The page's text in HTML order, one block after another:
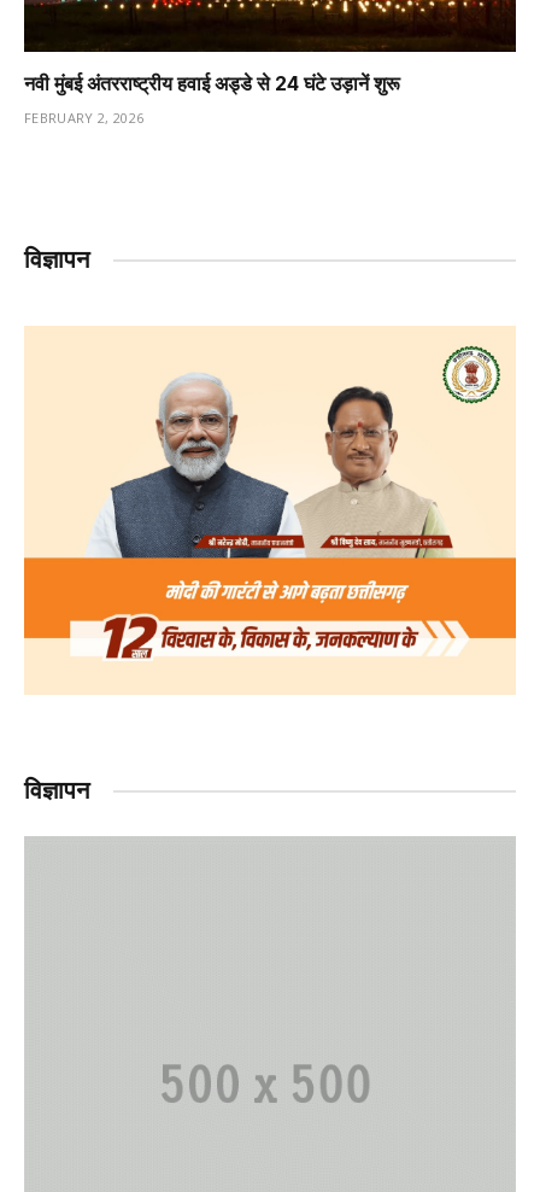
नवी मुंबई अंतरराष्ट्रीय हवाई अड्डे से 24 घंटे उड़ानें शुरू
FEBRUARY 2, 2026
विज्ञापन
विज्ञापन